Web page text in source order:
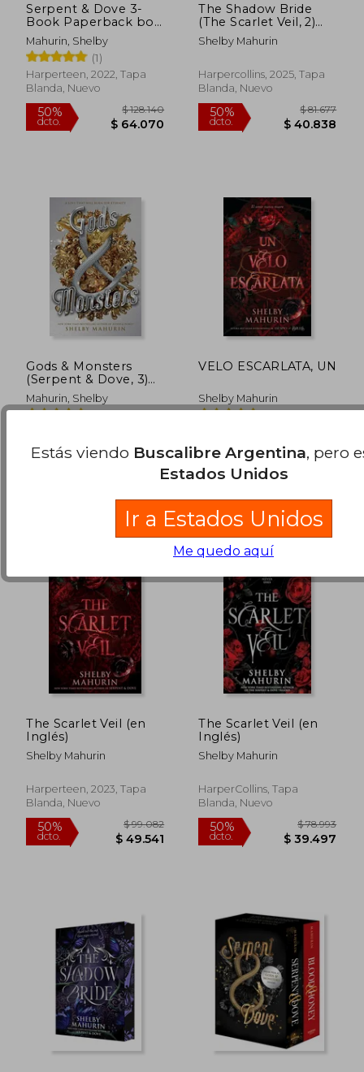
40%
dcto. $ 48.906
40%
dcto. $
$ 61.128
50%
dcto.
Serpent & Dove 3-
Book Paperback box
Set: Serpent & Dove,
Blood & Honey, Gods
& Monsters (en
Inglés)
Mahurin, Shelby
(1)
Harperteen, 2022, Tapa
Blanda, Nuevo
The Shadow Bride
(The Scarlet Veil, 2)
(en Inglés)
Shelby Mahurin
Harpercollins, 2025, Tapa
Blanda, Nuevo
Gods & Monsters
(Serpent & Dove, 3)
(en Inglés)
Mahurin, Shelby
(1)
Dura, Nuevo
VELO ESCARLATA, UN
Shelby Mahurin
(1)
Blanda, Nuevo
The Scarlet Veil (en
Inglés)
Shelby Mahurin
Harperteen, 2023, Tapa
Blanda, Nuevo
The Scarlet Veil (en
Inglés)
Shelby Mahurin
HarperCollins, Tapa
Blanda, Nuevo
Estás viendo Buscalibre Argentina, pero
Estados Unidos
Ir a Estados Unidos
Me quedo aquí